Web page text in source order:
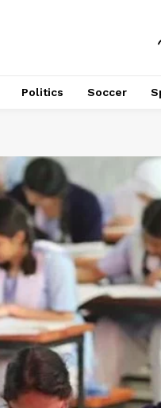
Politics Soccer